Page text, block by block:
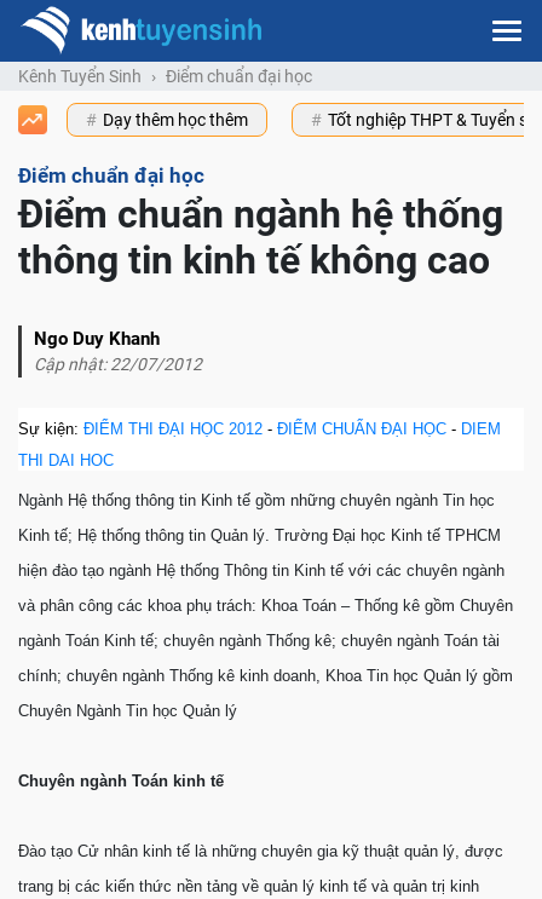
Kênh Tuyển Sinh Điểm chuẩn đại học
Dạy thêm học thêm Tốt nghiệp THPT & Tuyển
Điểm chuẩn đại học
Điểm chuẩn ngành hệ thống
thông tin kinh tế không cao
Ngo Duy Khanh
Cập nhật: 22/07/2012
Sự kiện: ĐIỂM THI ĐẠI HỌC 2012 - ĐIỂM CHUẨN ĐẠI HỌC - DIEM
THI DAI HOC
Ngành Hệ thống thông tin Kinh tế gồm những chuyên ngành Tin học
Kinh tế; Hệ thống thông tin Quản lý. Trường Đại học Kinh tế TPHCM
hiện đào tạo ngành Hệ thống Thông tin Kinh tế với các chuyên ngành
và phân công các khoa phụ trách: Khoa Toán – Thống kê gồm Chuyên
ngành Toán Kinh tế; chuyên ngành Thống kê; chuyên ngành Toán tài
chính; chuyên ngành Thống kê kinh doanh, Khoa Tin học Quản lý gồm
Chuyên Ngành Tin học Quản lý
Chuyên ngành Toán kinh tế
Đào tạo Cử nhân kinh tế là những chuyên gia kỹ thuật quản lý, được
trang bị các kiến thức nền tảng về quản lý kinh tế và quản trị kinh